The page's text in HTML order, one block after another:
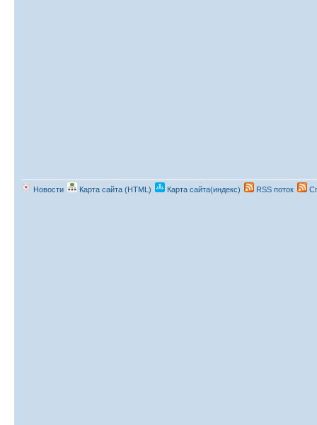
Новости Карта сайта (HTML) Карта сайта(индекс) RSS поток